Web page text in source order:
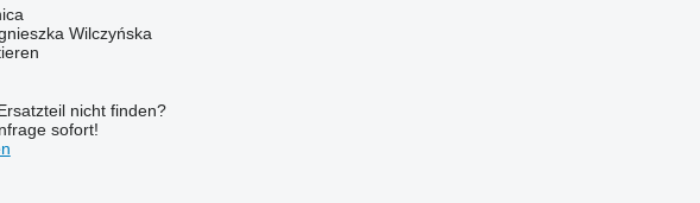
Wilczyńska
nicht finden?
sofort!